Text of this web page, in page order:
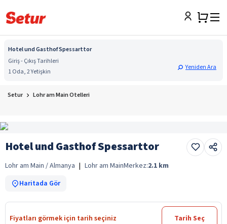
Hotel und Gasthof Spessarttor
Giriş - Çıkış Tarihleri
1 Oda, 2 Yetişkin
Yeniden Ara
Setur Lohr am Main Otelleri
Hotel und Gasthof Spessarttor
Lohr am Main / Almanya | Lohr am MainMerkez:2.1 km
Haritada Gör
Fiyatları görmek için tarih seçiniz Tarih Seç